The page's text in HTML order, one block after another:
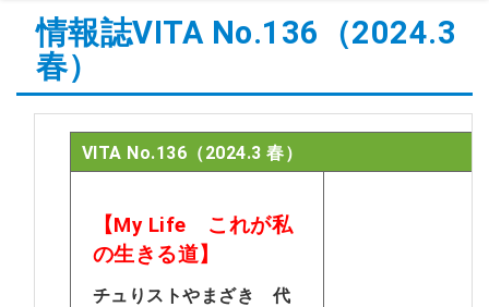
TOYAMA 2026に参加される法人の皆様へ
2026年07月14日
ソウェルクラブ
ソウェルクラブ
その他の会員情報サービスを更新しま
2026年07月06日
情報誌VITA No.136（2024.3
春）
VITA No.136（2024.3 春）
【My Life これが私
の生きる道】
チュりストやまざき 代